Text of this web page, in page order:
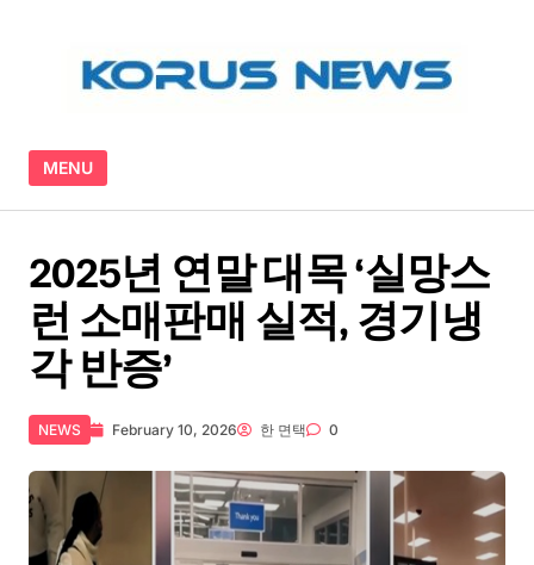
MENU
2025년 연말 대목 ‘실망스
런 소매판매 실적, 경기냉
각 반증’
NEWS February 10, 2026 한 면택 0